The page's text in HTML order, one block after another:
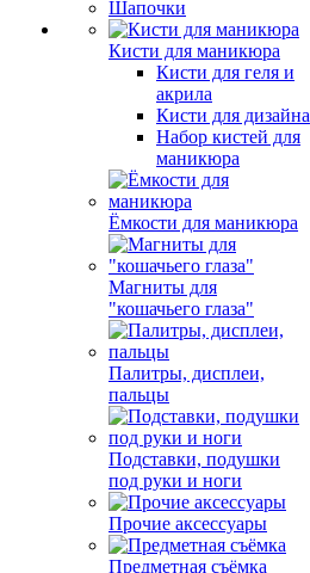
Шапочки
Кисти для маникюра
Кисти для геля и
акрила
Кисти для дизайна
Набор кистей для
маникюра
Ёмкости для маникюра
Магниты для
"кошачьего глаза"
Палитры, дисплеи,
пальцы
Подставки, подушки
под руки и ноги
Прочие аксессуары
Предметная съёмка